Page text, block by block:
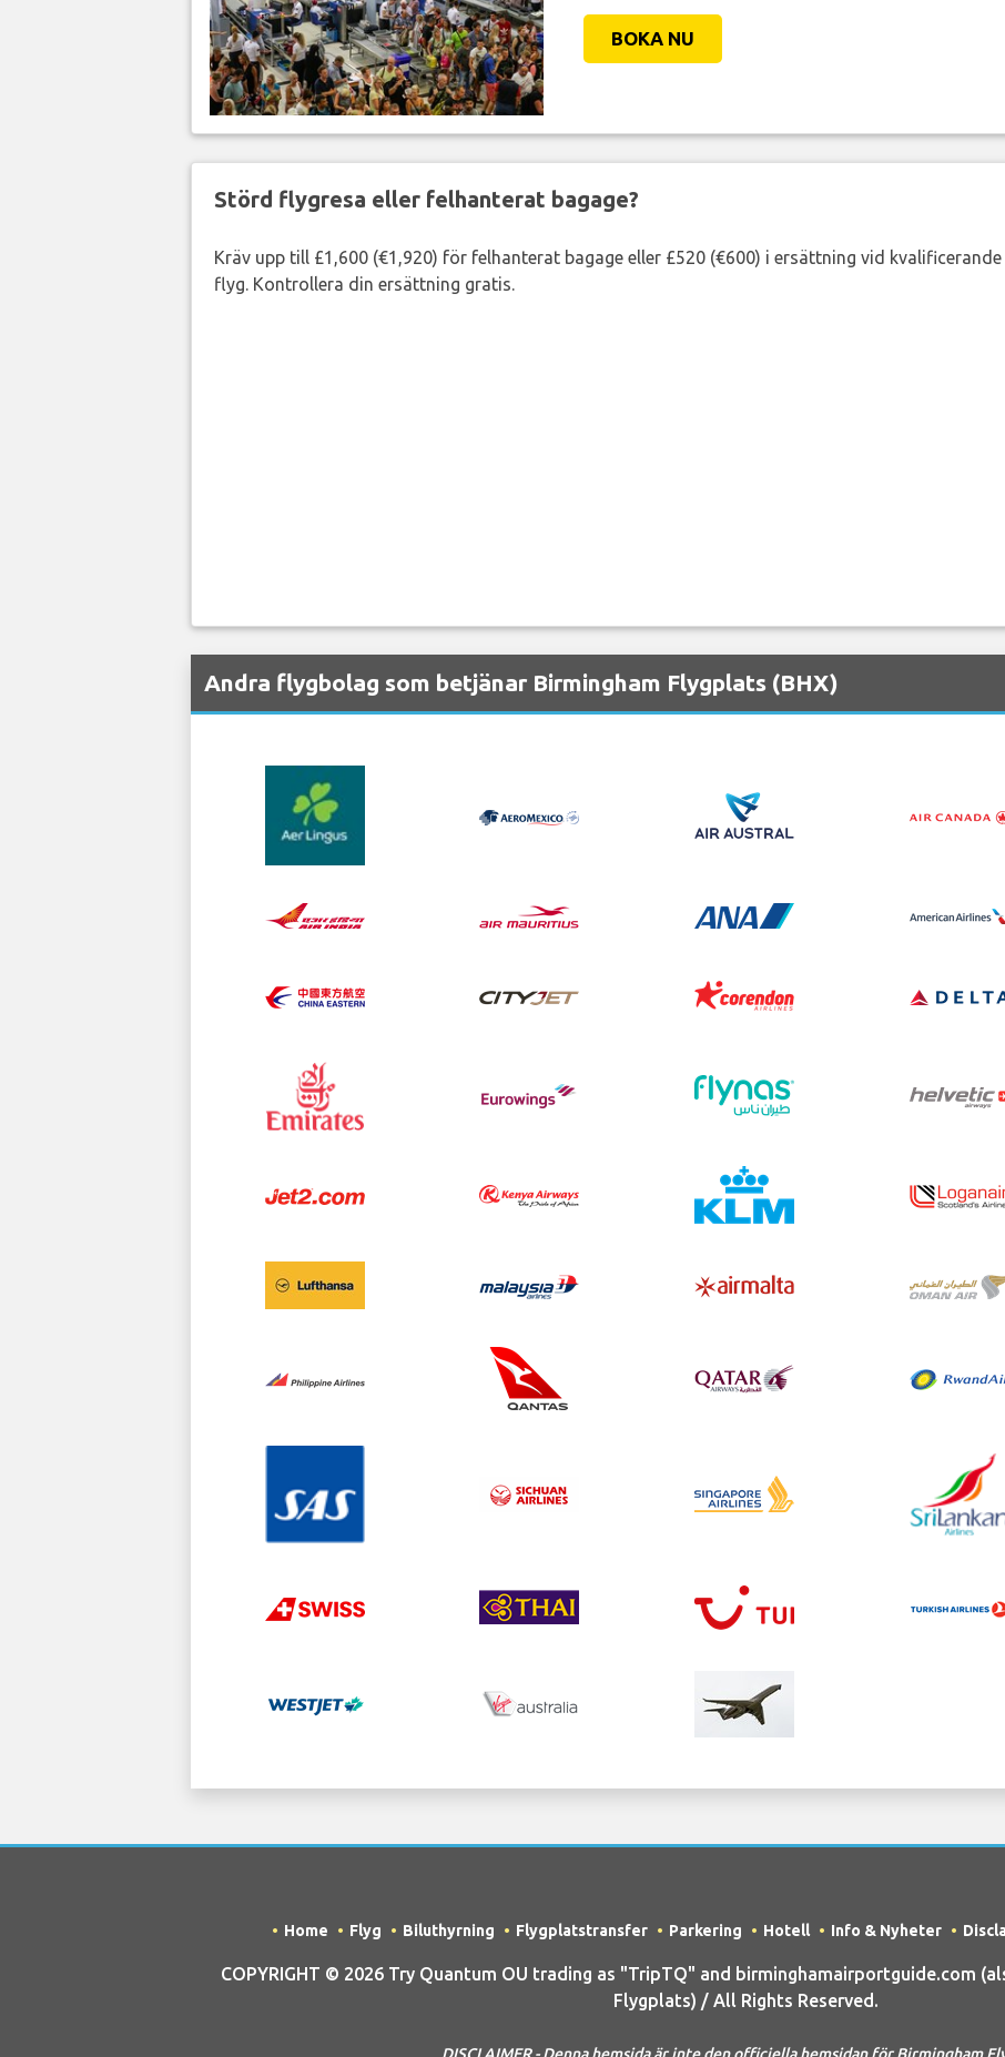
BOKA NU
Störd flygresa eller felhanterat bagage?
Kräv upp till £1,600 (€1,920) för felhanterat bagage eller £520 (€600) i ersättning vid
flyg. Kontrollera din ersättning gratis.
Andra flygbolag som betjänar Birmingham Flygplats (BHX)
Home Flyg Biluthyrning Flygplatstransfer Parkering Hotell Info & Nyheter
COPYRIGHT © 2026 Try Quantum OU trading as "TripTQ" and birminghamairportguide.com
Flygplats) / All Rights Reserved.